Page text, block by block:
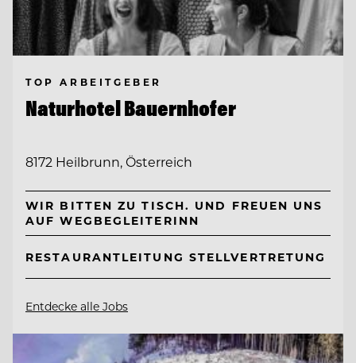
TOP ARBEITGEBER
Naturhotel Bauernhofer
8172 Heilbrunn, Österreich
WIR BITTEN ZU TISCH. UND FREUEN UNS
AUF WEGBEGLEITERINN
RESTAURANTLEITUNG STELLVERTRETUNG
Entdecke alle Jobs